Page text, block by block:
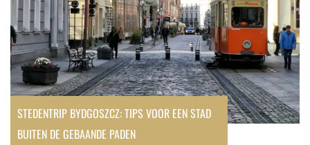
gebaande
paden
STEDENTRIP BYDGOSZCZ: TIPS VOOR EEN STAD
BUITEN DE GEBAANDE PADEN